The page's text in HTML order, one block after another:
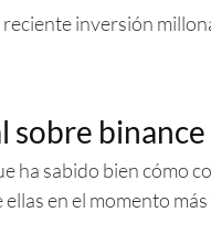
reciente inversión
sobre binance
ha sabido bien cómo
en el momento